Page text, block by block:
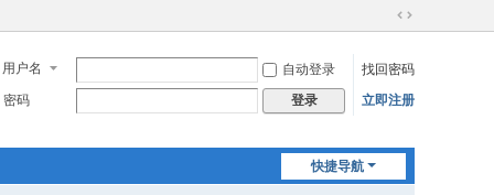
切
到
宽
用户名 自动登录
找回密码
密码
登录 立即注册
快捷导航